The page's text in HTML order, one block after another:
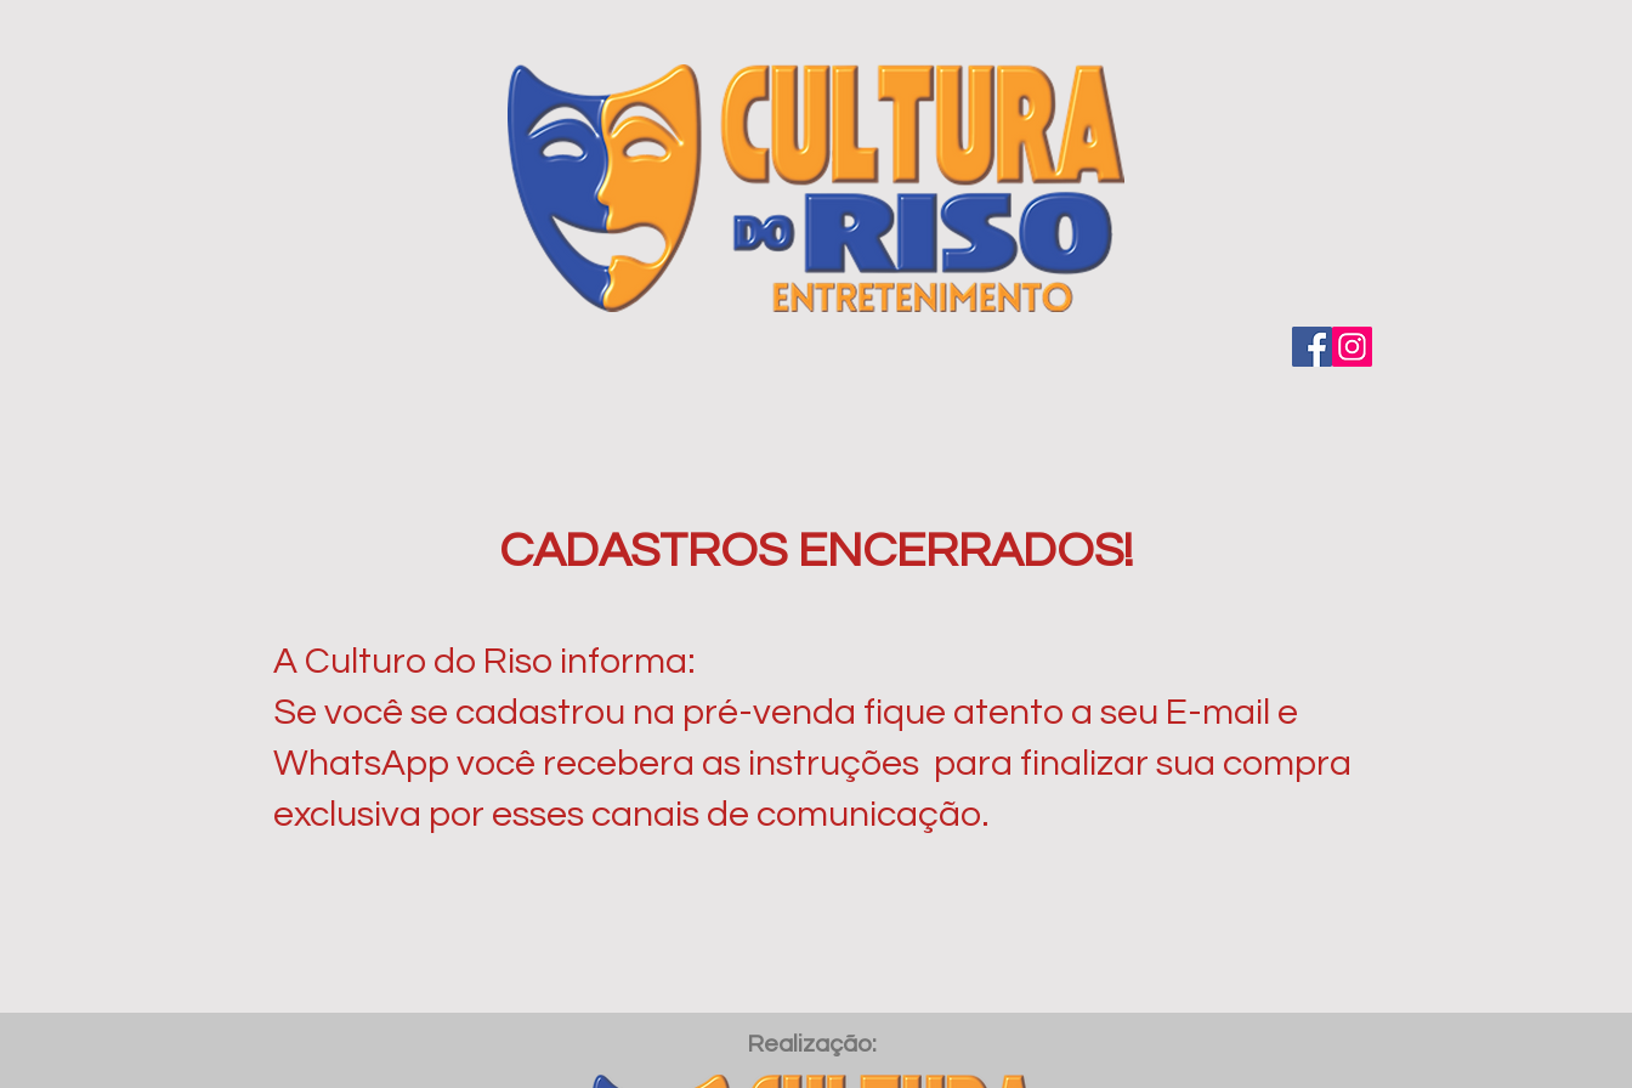
CADASTROS ENCERRADOS!
A Culturo do Riso informa:
Se você se cadastrou na pré-venda fique atento a seu E-mail e
WhatsApp você recebera as instruções para finalizar sua compra
exclusiva por esses canais de comunicação.
Realização: